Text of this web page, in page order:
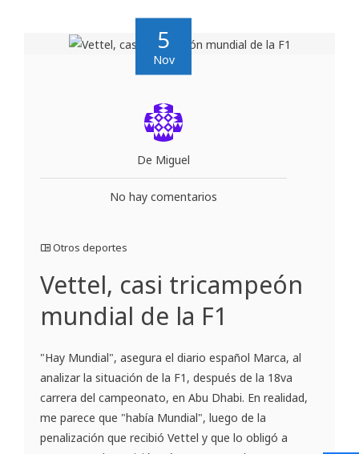
5
Nov
De Miguel
No hay comentarios
Otros deportes
Vettel, casi tricampeón
mundial de la F1
"Hay Mundial", asegura el diario español Marca, al
analizar la situación de la F1, después de la 18va
carrera del campeonato, en Abu Dhabi. En realidad,
me parece que "había Mundial", luego de la
penalización que recibió Vettel y que lo obligó a